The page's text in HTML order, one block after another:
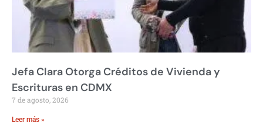
Jefa Clara Otorga Créditos de Vivienda y
Escrituras en CDMX
7 de agosto, 2026
Leer más »